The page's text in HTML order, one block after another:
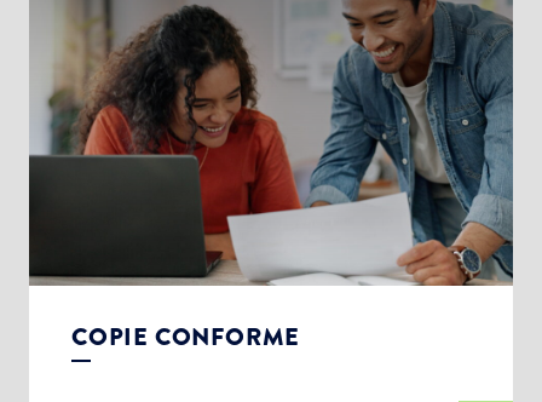
COPIE CONFORME